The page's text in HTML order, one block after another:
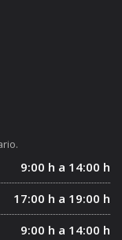
9:00 h a 14:00 h
17:00 h a 19:00 h
9:00 h a 14:00 h